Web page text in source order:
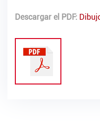
Descargar el PDF: